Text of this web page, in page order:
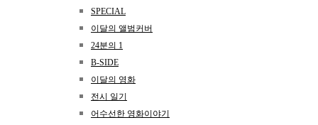
SPECIAL
이달의 앨범커버
24분의 1
B-SIDE
이달의 영화
전시 일기
어수선한 영화이야기